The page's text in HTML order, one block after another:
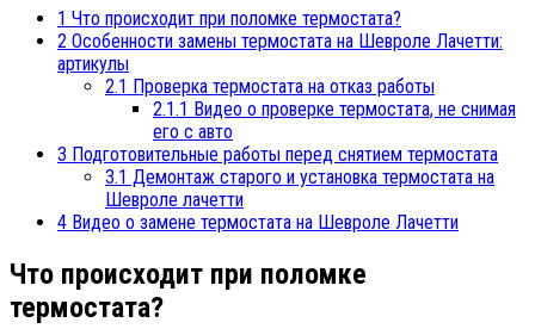
1 Что происходит при поломке термостата?
2 Особенности замены термостата на Шевроле Лачетти:
артикулы
2.1 Проверка термостата на отказ работы
2.1.1 Видео о проверке термостата, не снимая
его с авто
3 Подготовительные работы перед снятием термостата
3.1 Демонтаж старого и установка термостата на
Шевроле лачетти
4 Видео о замене термостата на Шевроле Лачетти
Что происходит при поломке
термостата?